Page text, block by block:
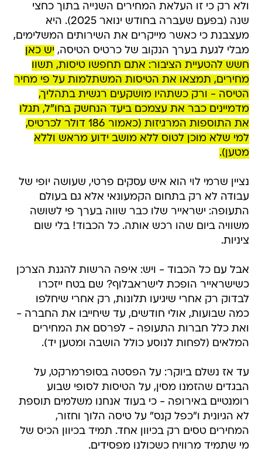
ולא רק כי זו העלאת המחירים השנייה בתוך כחצי
שנה (בפעם שעברה בחודש ינואר 2025). היא
מעצבנת כי כאשר מייקרים את השירותים המשלימים,
מבלי לגעת בערך הנקוב של כרטיס הטיסה, יש כאן
חשש להטעיית הציבור: אתם תחפשו טיסות, תשוו
מחירים, תמצאו את הטיסות המשתלמות על פי מחיר
הטיסה - ורק כשתהיו מושקעים רגשית בתהליך,
מדמיינים כבר את עצמכם ביעד הנחשק בחו"ל, תגלו
את התוספות המרגיזות (כאמור 186 דולר לכרטיס,
למי שלא מוכן לטוס ללא מושב ידוע מראש וללא
מטען).
נציין שרמי לוי הוא איש עסקים פרטי, שעושה יופי של
עבודה לא רק בתחום הקמעונאי אלא גם בעולם
התעופה: ישראייר שלו כבר שווה בערך פי לשושה
משוויה ביום שהו רכש אותה. כל הכבוד! בלי שום
ציניות.
אבל עם כל הכבוד - ויש: איפה הרשות להגנת הצרכן
כשישראייר הופכת לישראבלוף? שם בטח ייזכרו
לבדוק רק אחרי שיגיעו תלונות, רק אחרי שיחלפו
כמה שבועות, אולי חודשים, עד שיחייבו את החברה -
ואת כלל חברות התעופה - לפרסם את המחירים
המלאים (לפחות לנוסע כולל הושבה ומטען יד).
עד אז נשלם ביוקר: על הפסטה בסופרמרקט, על
הבגדים שהזמנו מסין, על הטיסות לסופי שבוע
רומנטיים באירופה - כי בעוד אנחנו משלמים תוספת
לא הגיונית ו"כפל קנס" על טיסה הלוך וחזור,
המחירים טסים רק בכיוון אחד. תמיד בכיוון הכיס של
מי שתמיד מרוויח כשכולנו מפסידים.